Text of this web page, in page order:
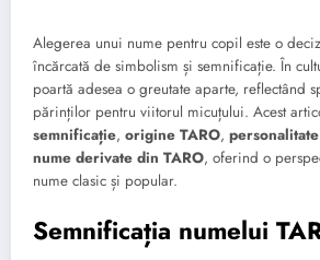
Alegerea unui nume pentru copil este o
încărcată de simbolism și semnificație. În
poartă adesea o greutate aparte, reflectând
părinților pentru viitorul micuțului. Acest
semnificație, origine TARO,
nume derivate din TARO, oferind o
nume clasic și popular.
Semnificația numelui